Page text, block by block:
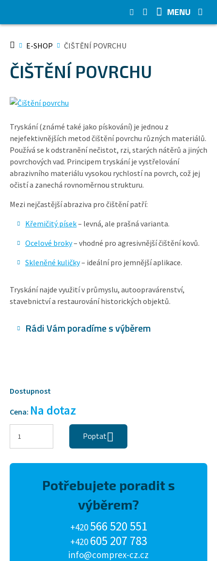
E-SHOP ČIŠTĚNÍ POVRCHU
ČIŠTĚNÍ POVRCHU
Tryskání (známé také jako pískování) je jednou z
nejefektivnějších metod čištění povrchu různých materiálů.
Používá se k odstranění nečistot, rzi, starých nátěrů a jiných
povrchových vad. Principem tryskání je vystřelování
abrazivního materiálu vysokou rychlostí na povrch, což jej
očistí a zanechá rovnoměrnou strukturu.
Mezi nejčastější abraziva pro čištění patří:
Křemičitý písek– levná, ale prašná varianta.
Ocelové broky– vhodné pro agresivnější čištění kovů.
Skleněné kuličky– ideální pro jemnější aplikace.
Tryskání najde využití v průmyslu, autoopravárenství,
stavebnictví a restaurování historických objektů.
Rádi Vám poradíme s výběrem
Dostupnost
Cena: Na dotaz
Poptat
Potřebujete poradit s
výběrem?
+420566 520 551
+420 605 207 783
info@comprex-cz.cz
MENU